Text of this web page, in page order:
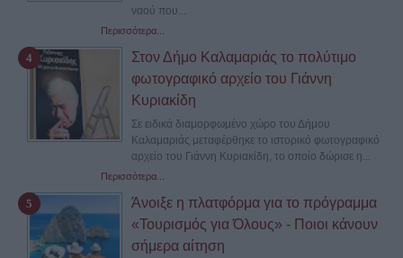
ναού που...
Περισσότερα...
Στον Δήμο Καλαμαριάς το πολύτιμο
φωτογραφικό αρχείο του Γιάννη
Κυριακίδη
Σε ειδικά διαμορφωμένο χώρο του Δήμου
Καλαμαριάς μεταφέρθηκε το ιστορικό φωτογραφικό
αρχείο του Γιάννη Κυριακίδη, το οποίο δώρισε η...
Περισσότερα...
Άνοιξε η πλατφόρμα για το πρόγραμμα
«Τουρισμός για Όλους» - Ποιοι κάνουν
σήμερα αίτηση